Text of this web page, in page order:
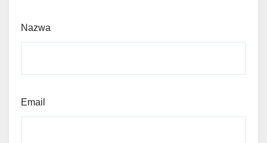
Nazwa
Email